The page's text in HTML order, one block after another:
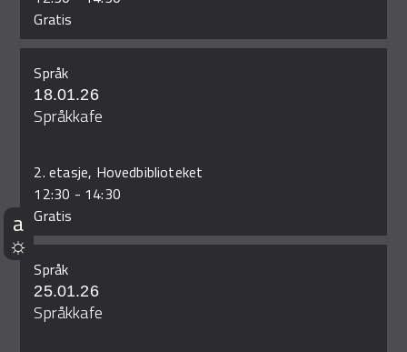
Gratis
Språk
18.01.26
Språkkafe
2. etasje, Hovedbiblioteket
12:30 - 14:30
Gratis
Språk
25.01.26
Språkkafe